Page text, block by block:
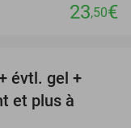
23,50€
55%
évtl. gel +
et plus à